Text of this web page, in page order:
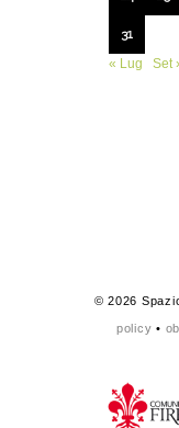
31
« Lug
Set
© 2026
policy •